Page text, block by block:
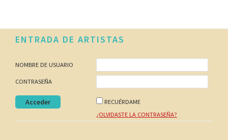
Footer
ENTRADA DE ARTISTAS
NOMBRE DE USUARIO
CONTRASEÑA
RECUÉRDAME
¿OLVIDASTE LA CONTRASEÑA?